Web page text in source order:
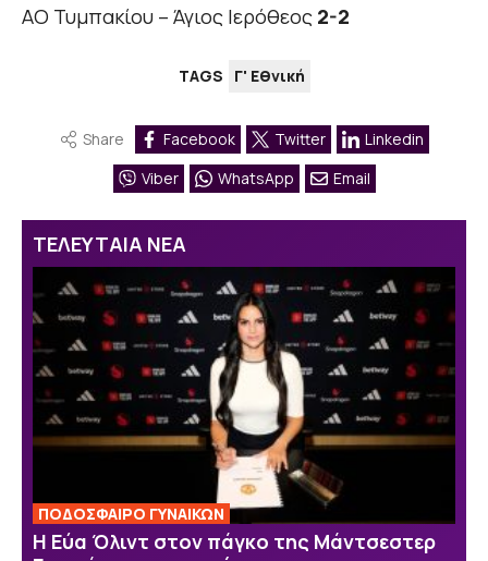
ΑΟ Τυμπακίου – Άγιος Ιερόθεος 2-2
TAGS Γ' Εθνική
Share Facebook Twitter
Linkedin
Viber
WhatsApp Email
ΤΕΛΕΥΤΑΙΑ ΝΕΑ
ΠΟΔΟΣΦΑΙΡΟ ΓΥΝΑΙΚΩΝ
Η Εύα Όλιντ στον πάγκο της Μάντσεστερ